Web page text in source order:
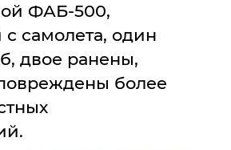
и в
ФАБ-500,
самолета, один
двое ранены,
более